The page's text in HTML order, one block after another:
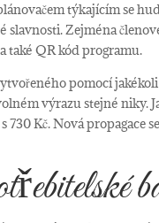
týkajícím se
Zejména
také QR kód programu.
pomocí
výrazu stejné niky.
Kč. Nová propagace